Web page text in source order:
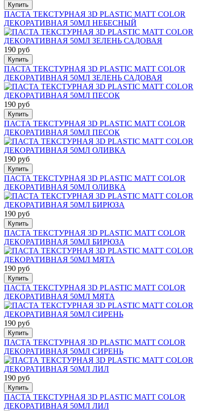
Купить
ПАСТА ТЕКСТУРНАЯ 3D PLASTIC MATT COLOR
ДЕКОРАТИВНАЯ 50МЛ НЕБЕСНЫЙ
190 руб
Купить
ПАСТА ТЕКСТУРНАЯ 3D PLASTIC MATT COLOR
ДЕКОРАТИВНАЯ 50МЛ ЗЕЛЕНЬ САДОВАЯ
190 руб
Купить
ПАСТА ТЕКСТУРНАЯ 3D PLASTIC MATT COLOR
ДЕКОРАТИВНАЯ 50МЛ ПЕСОК
190 руб
Купить
ПАСТА ТЕКСТУРНАЯ 3D PLASTIC MATT COLOR
ДЕКОРАТИВНАЯ 50МЛ ОЛИВКА
190 руб
Купить
ПАСТА ТЕКСТУРНАЯ 3D PLASTIC MATT COLOR
ДЕКОРАТИВНАЯ 50МЛ БИРЮЗА
190 руб
Купить
ПАСТА ТЕКСТУРНАЯ 3D PLASTIC MATT COLOR
ДЕКОРАТИВНАЯ 50МЛ МЯТА
190 руб
Купить
ПАСТА ТЕКСТУРНАЯ 3D PLASTIC MATT COLOR
ДЕКОРАТИВНАЯ 50МЛ СИРЕНЬ
190 руб
Купить
ПАСТА ТЕКСТУРНАЯ 3D PLASTIC MATT COLOR
ДЕКОРАТИВНАЯ 50МЛ ЛИЛ